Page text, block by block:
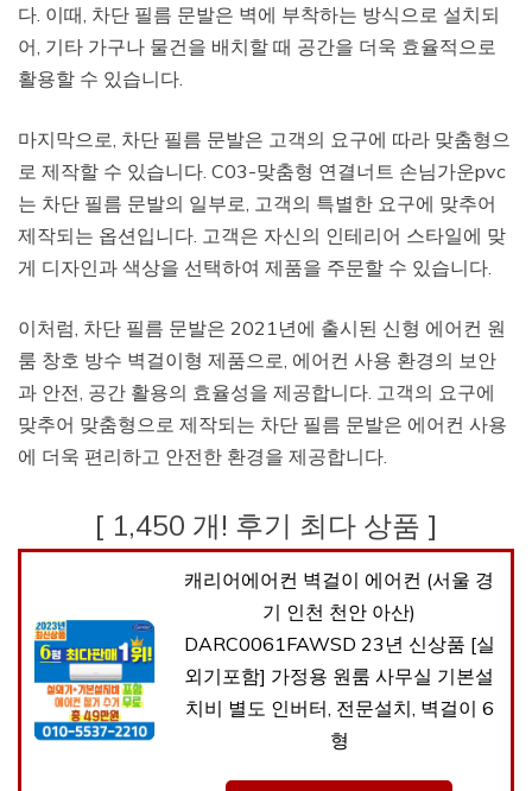
다. 이때, 차단 필름 문발은 벽에 부착하는 방식으로 설치되
어, 기타 가구나 물건을 배치할 때 공간을 더욱 효율적으로
활용할 수 있습니다.
마지막으로, 차단 필름 문발은 고객의 요구에 따라 맞춤형으
로 제작할 수 있습니다. C03-맞춤형 연결너트 손님가운pvc
는 차단 필름 문발의 일부로, 고객의 특별한 요구에 맞추어
제작되는 옵션입니다. 고객은 자신의 인테리어 스타일에 맞
게 디자인과 색상을 선택하여 제품을 주문할 수 있습니다.
이처럼, 차단 필름 문발은 2021년에 출시된 신형 에어컨 원
룸 창호 방수 벽걸이형 제품으로, 에어컨 사용 환경의 보안
과 안전, 공간 활용의 효율성을 제공합니다. 고객의 요구에
맞추어 맞춤형으로 제작되는 차단 필름 문발은 에어컨 사용
에 더욱 편리하고 안전한 환경을 제공합니다.
[ 1,450 개! 후기 최다 상품 ]
캐리어에어컨 벽걸이 에어컨 (서울 경
기 인천 천안 아산)
DARC0061FAWSD 23년 신상품 [실
외기포함] 가정용 원룸 사무실 기본설
치비 별도 인버터, 전문설치, 벽걸이 6
형